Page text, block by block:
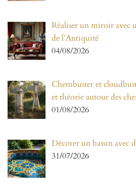
Réaliser un miroir avec
de l’Antiquité
04/08/2026
Chembuster et
et théorie autour des
01/08/2026
Décorer un bassin avec
31/07/2026